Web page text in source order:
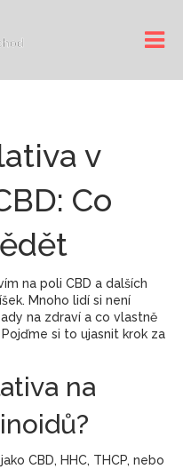
v
Co
na poli CBD a dalších
Mnoho lidí si není
na zdraví a co vlastně
si to ujasnit krok za
na
CBD, HHC, THCP, nebo